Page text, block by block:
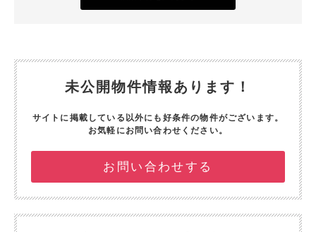
未公開物件情報あります！
サイトに掲載している以外にも好条件の物件がございます。
お気軽にお問い合わせください。
お問い合わせする